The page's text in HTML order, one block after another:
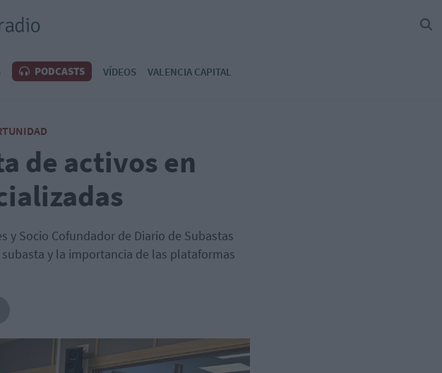
PODCASTS VÍDEOS VALENCIA CAPITAL
de activos en
y Socio Cofundador de Diario de Subastas
y la importancia de las plataformas